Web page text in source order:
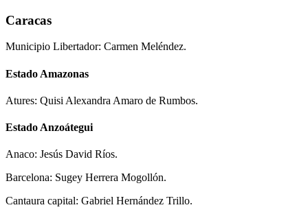
Caracas
Municipio Libertador: Carmen Meléndez.
Estado Amazonas
Atures: Quisi Alexandra Amaro de Rumbos.
Estado Anzoátegui
Anaco: Jesús David Ríos.
Barcelona: Sugey Herrera Mogollón.
Cantaura capital: Gabriel Hernández Trillo.